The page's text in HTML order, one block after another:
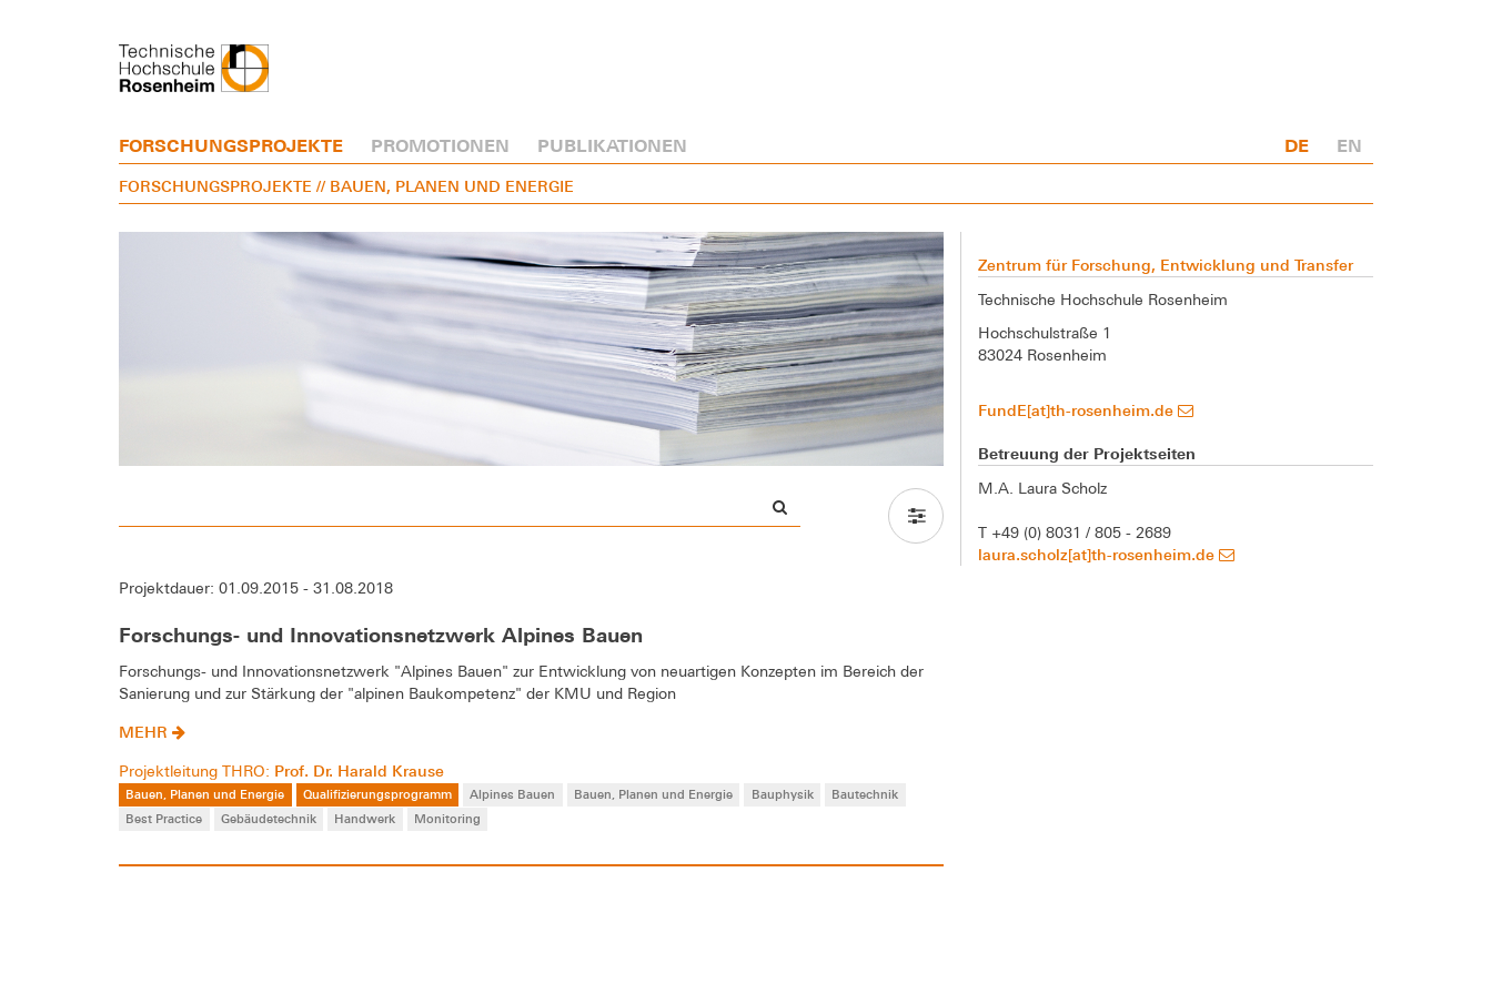
FORSCHUNGSPROJEKTE PROMOTIONEN PUBLIKATIONEN DE EN
FORSCHUNGSPROJEKTE // BAUEN, PLANEN UND ENERGIE
Projektdauer: 01.09.2015 - 31.08.2018
Forschungs- und Innovationsnetzwerk Alpines Bauen
Forschungs- und Innovationsnetzwerk "Alpines Bauen" zur Entwicklung von neuartigen Konzepten im Bereich der
Sanierung und zur Stärkung der "alpinen Baukompetenz" der KMU und Region
MEHR
Projektleitung THRO: Prof. Dr. Harald Krause
Bauen, Planen und Energie Qualifizierungsprogramm Alpines Bauen Bauen, Planen und Energie Bauphysik
Bautechnik
Best Practice
Gebäudetechnik Handwerk Monitoring
Zentrum für Forschung, Entwicklung und Transfer
Technische Hochschule Rosenheim
Hochschulstraße 1
83024 Rosenheim
FundE[at]th-rosenheim.de
Betreuung der Projektseiten
M.A. Laura Scholz
T +49 (0) 8031 / 805 - 2689
laura.scholz[at]th-rosenheim.de